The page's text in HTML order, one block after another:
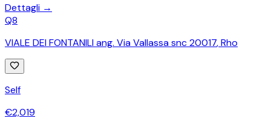
Dettagli →
Q8
VIALE DEI FONTANILI ang. Via Vallassa snc 20017,Rho
Self
€2,019